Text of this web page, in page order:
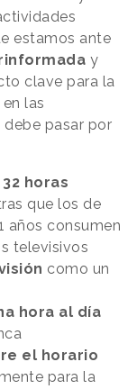
estamos ante
y
clave para la
en las
debe pasar por
32 horas
que los de
años consumen
televisivos
como un
hora al día
el horario
para la